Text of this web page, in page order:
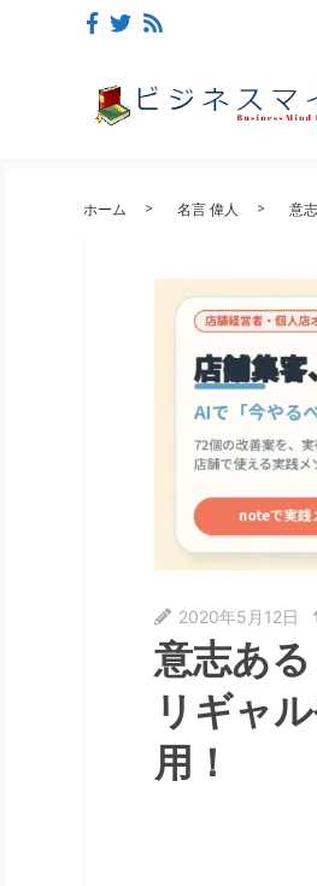
ホーム 名言 偉人 意
2020年5月12日
意志あ
リギャ
用！